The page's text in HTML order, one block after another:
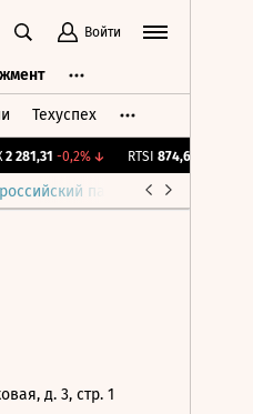
Войти
Техуспех
281,31 -0,2%↓ RTSI 874,64
парламент
д. 3, стр. 1